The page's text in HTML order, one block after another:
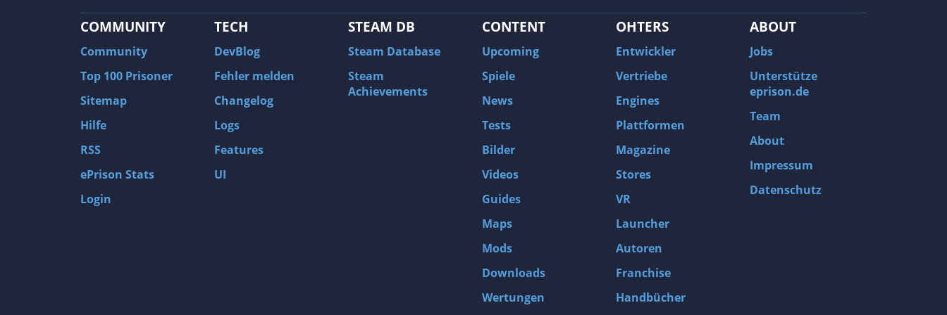
COMMUNITY
Community
Top 100 Prisoner
Sitemap
Hilfe
RSS
ePrison Stats
Login
TECH
DevBlog
Fehler melden
Changelog
Logs
Features
UI
STEAM DB
Steam Database
Steam
Achievements
CONTENT
Upcoming
Spiele
News
Tests
Bilder
Videos
Guides
Maps
Mods
Downloads
Wertungen
OHTERS
Entwickler
Vertriebe
Engines
Plattformen
Magazine
Stores
VR
Launcher
Autoren
Franchise
Handbücher
ABOUT
Jobs
Unterstütze
eprison.de
Team
About
Impressum
Datenschutz